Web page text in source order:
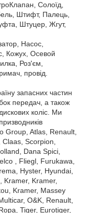
Солоїд,
Штифт, Палець,
Штуцер, Жгут,
Насос,
Кожух, Осевой
Роз'єм,
провід.
запасних частин
передач, а також
коліс. Ми
Group, Atlas, Renault,
Scorpion,
Dana Spici,
, Fliegl, Furukawa,
Hyster, Hyundai,
Kramer, Kramer,
Kramer, Massey
O&K, Renault,
Tiger, Eurotiger,